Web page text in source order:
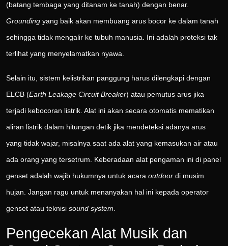
(batang tembaga yang ditanam ke tanah) dengan benar.
Grounding yang baik akan membuang arus bocor ke dalam tanah
sehingga tidak mengalir ke tubuh manusia. Ini adalah proteksi tak
terlihat yang menyelamatkan nyawa.
Selain itu, sistem kelistrikan panggung harus dilengkapi dengan
ELCB (Earth Leakage Circuit Breaker) atau pemutus arus jika
terjadi kebocoran listrik. Alat ini akan secara otomatis mematikan
aliran listrik dalam hitungan detik jika mendeteksi adanya arus
yang tidak wajar, misalnya saat ada alat yang kemasukan air atau
ada orang yang tersetrum. Keberadaan alat pengaman ini di panel
genset adalah wajib hukumnya untuk acara outdoor di musim
hujan. Jangan ragu untuk menanyakan hal ini kepada operator
genset atau teknisi sound system
Pengecekan Alat Musik dan